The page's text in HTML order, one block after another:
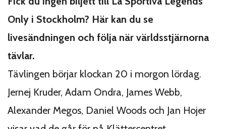
Only i Stockholm? Här kan du se
livesändningen och följa när världsstjärnorna
tävlar.
Tävlingen börjar klockan 20 i morgon lördag.
Jernej Kruder, Adam Ondra, James Webb,
Alexander Megos, Daniel Woods och Jan Hojer